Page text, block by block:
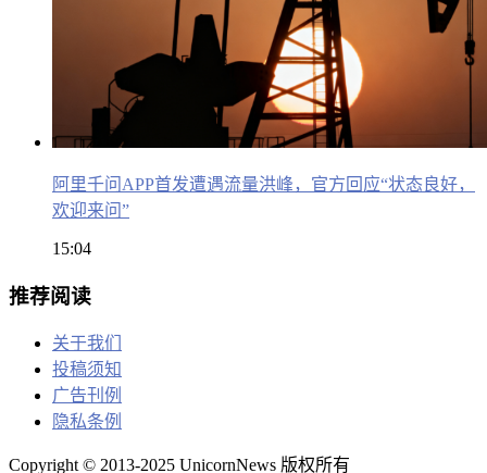
阿里千问APP首发遭遇流量洪峰，官方回应“状态良好，
欢迎来问”
15:04
推荐阅读
关于我们
投稿须知
广告刊例
隐私条例
Copyright © 2013-2025 UnicornNews 版权所有